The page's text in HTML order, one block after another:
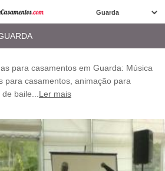
para casamentos em Guarda: Música
para casamentos, animação para
baile
Ler mais